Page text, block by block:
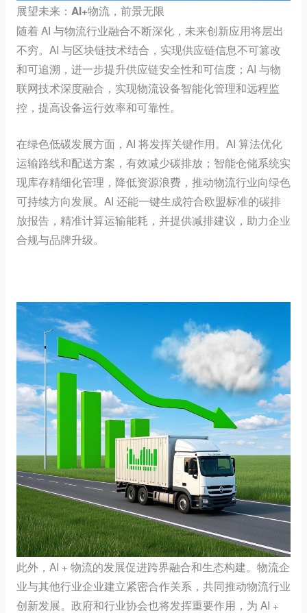
展望未来：AI+物流，前景无限
随着 AI 与物流行业融合不断深化，未来创新应用将层出
不穷。AI 与区块链技术结合，实现供应链信息不可篡改
和可追溯，进一步提升供应链安全性和可信度；AI 与物
联网技术深度融合，实现物流设备智能化管理和远程监
控，提高设备运行效率和可靠性。
在绿色低碳发展方面，AI 将发挥关键作用。AI 算法优化
运输路线和配送方案，有效减少碳排放；智能仓储系统实
现库存精细化管理，降低资源浪费，推动物流行业向绿色
可持续方向发展。AI 还能一键生成符合欧盟标准的碳排
放报告，精准计算运输能耗，并提供减排建议，助力企业
合规与品牌升级。
此外，AI + 物流的发展促进跨界融合和生态构建。物流企
业与其他行业企业建立紧密合作关系，共同推动物流行业
创新发展。政府和行业协会也将发挥重要作用，为 AI +